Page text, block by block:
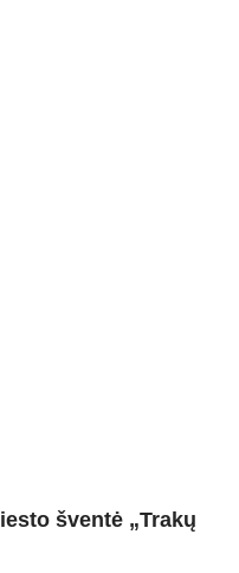
šventė „Trakų